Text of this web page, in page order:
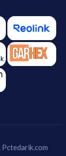
Pctedarik.com